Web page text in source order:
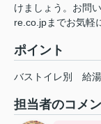
けましょう。お問
re.co.jpまでお気軽
ポイント
バストイレ別 給湯
担当者のコメ